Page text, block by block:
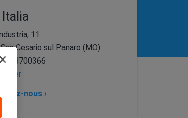
11
Cesario sul Panaro (MO)
nous ›